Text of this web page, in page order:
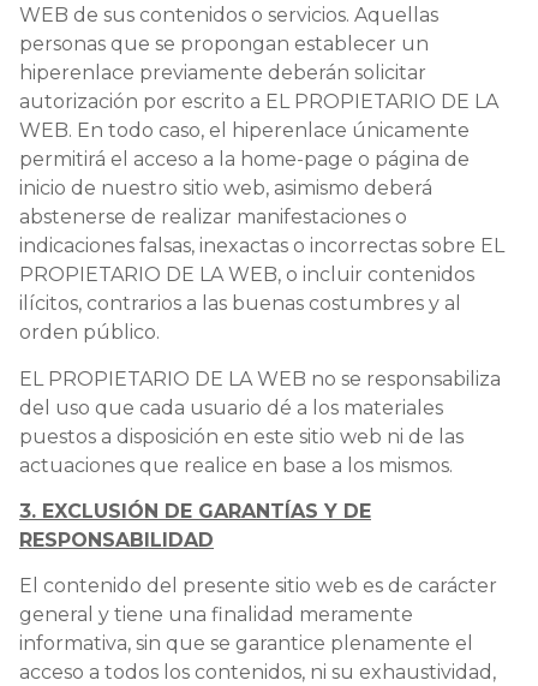
WEB de sus contenidos o servicios. Aquellas
personas que se propongan establecer un
hiperenlace previamente deberán solicitar
autorización por escrito a EL PROPIETARIO DE LA
WEB. En todo caso, el hiperenlace únicamente
permitirá el acceso a la home-page o página de
inicio de nuestro sitio web, asimismo deberá
abstenerse de realizar manifestaciones o
indicaciones falsas, inexactas o incorrectas sobre EL
PROPIETARIO DE LA WEB, o incluir contenidos
ilícitos, contrarios a las buenas costumbres y al
orden público.
EL PROPIETARIO DE LA WEB no se responsabiliza
del uso que cada usuario dé a los materiales
puestos a disposición en este sitio web ni de las
actuaciones que realice en base a los mismos.
3. EXCLUSIÓN DE GARANTÍAS Y DE
RESPONSABILIDAD
El contenido del presente sitio web es de carácter
general y tiene una finalidad meramente
informativa, sin que se garantice plenamente el
acceso a todos los contenidos, ni su exhaustividad,